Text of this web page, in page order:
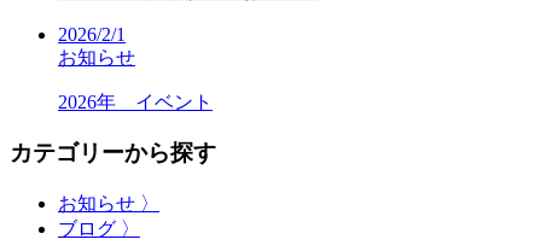
2026/2/1
お知らせ
2026年 イベント
カテゴリーから探す
お知らせ 〉
ブログ 〉